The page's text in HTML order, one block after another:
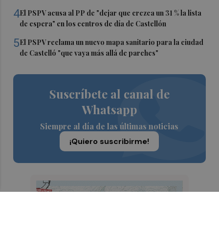
4El PSPV acusa al PP de "dejar que crezca un 31 % la lista
de espera" en los centros de día de Castellón
5El PSPV reclama un nuevo mapa sanitario para la ciudad
de Castelló "que vaya más allá de parches"
Suscríbete al canal de
Whatsapp
Siempre al día de las últimas noticias
¡Quiero suscribirme!